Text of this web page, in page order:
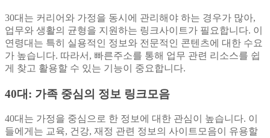
30대는 커리어와 가정을 동시에 관리해야 하는 경우가 많아,
업무와 생활의 균형을 지원하는 링크사이트가 필요합니다. 이
연령대는 특히 실용적인 정보와 전문적인 콘텐츠에 대한 수요
가 높습니다. 따라서, 빠른주소를 통해 업무 관련 리소스를 쉽
게 찾고 활용할 수 있는 기능이 중요합니다.
40대: 가족 중심의 정보 링크모음
40대는 가정을 중심으로 한 정보에 대한 관심이 높습니다. 이
들에게는 교육, 건강, 재정 관련 정보의 사이트모음이 유용할